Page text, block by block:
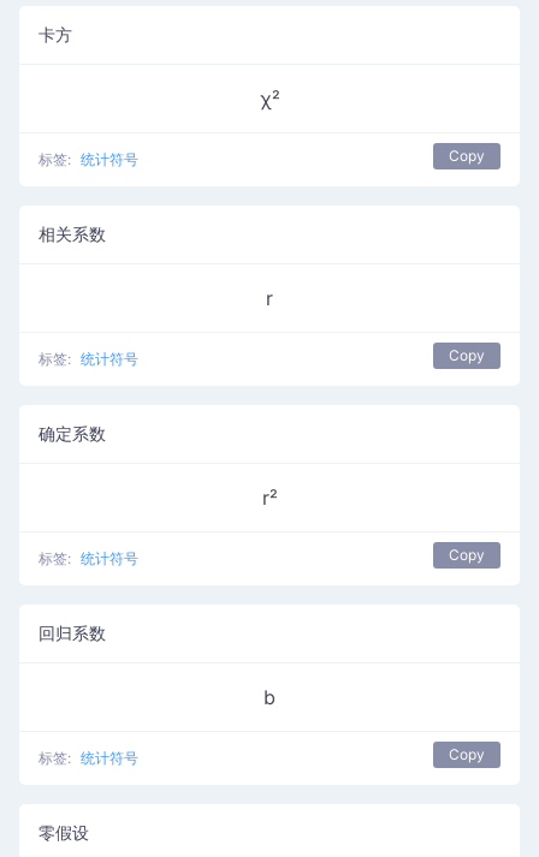
卡方
χ²
标签: 统计符号 Copy
相关系数
r
标签: 统计符号 Copy
确定系数
r²
标签: 统计符号 Copy
回归系数
b
标签: 统计符号 Copy
零假设